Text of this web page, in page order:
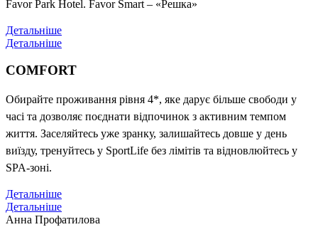
Favor Park Hotel. Favor Smart – «Решка»
Детальніше
Детальніше
COMFORT
Обирайте проживання рівня 4*, яке дарує більше свободи у
часі та дозволяє поєднати відпочинок з активним темпом
життя. Заселяйтесь уже зранку, залишайтесь довше у день
виїзду, тренуйтесь у SportLife без лімітів та відновлюйтесь у
SPA-зоні.
Детальніше
Детальніше
Анна Профатилова